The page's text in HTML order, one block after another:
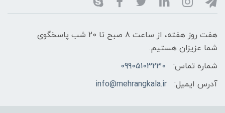
هفت روز هفته، از ساعت 8 صبح تا 20 شب پاسخگوی
شما عزیزان هستیم.
شماره تماس:
09905103230
آدرس ایمیل:
info@mehrangkala.ir